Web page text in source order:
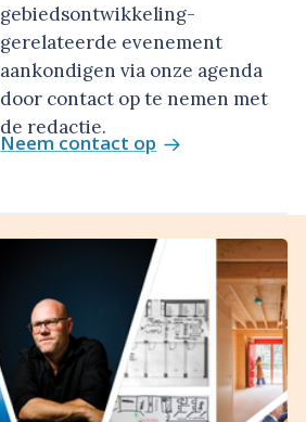
gebiedsontwikkeling-
gerelateerde evenement
aankondigen via onze agenda
door contact op te nemen met
de redactie.
Neem contact op